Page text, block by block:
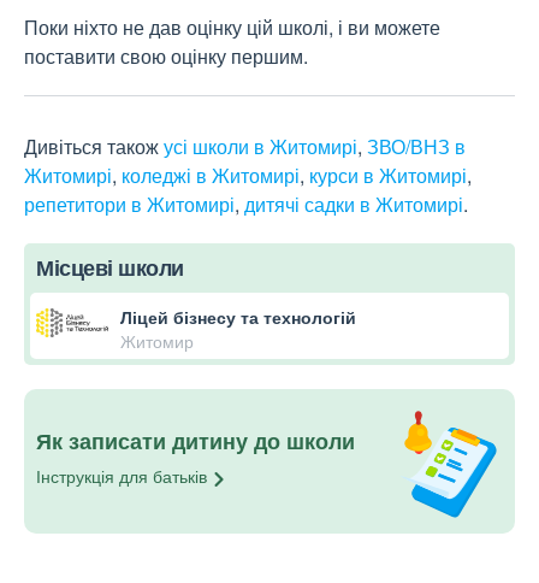
Поки ніхто не дав оцінку цій школі, і ви можете
поставити свою оцінку першим.
Дивіться такожусі школи в Житомирі, ЗВО/ВНЗ в
Житомирі, коледжі в Житомирі, курси в Житомирі,
репетитори в Житомирі, дитячі садки в Житомирі.
Місцеві школи
Ліцей бізнесу та технологій
Житомир
Як записати дитину до школи
Інструкція для батьків